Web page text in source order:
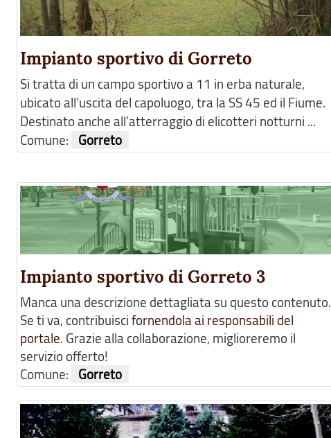
Impianto sportivo di Gorreto
Si tratta di un campo sportivo a 11 in erba naturale,
ubicato all’uscita del capoluogo, tra la SS 45 ed il Fiume.
Destinato anche all’atterraggio di elicotteri notturni ...
Comune:
Gorreto
Impianto sportivo di Gorreto 3
Manca una descrizione dettagliata su questo contenuto.
Se ti va, contribuiscifornendola ai responsabili del
portale. Grazie alla collaborazione, miglioreremo il
servizio offerto!
Comune:
Gorreto